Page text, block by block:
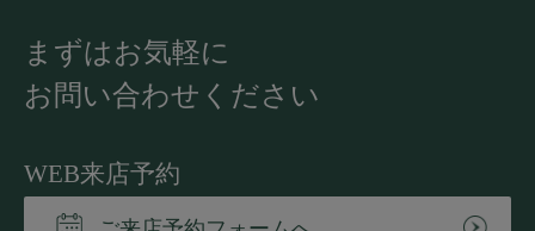
まずはお気軽に
お問い合わせください
WEB来店予約